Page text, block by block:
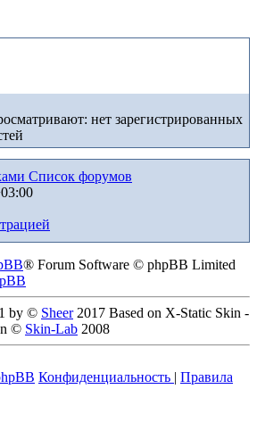
нет зарегистрированных
Список форумов
® Forum Software © phpBB Limited
by © Sheer2017 Based on X-Static Skin -
© Skin-Lab 2008
Конфиденциальность | Правила